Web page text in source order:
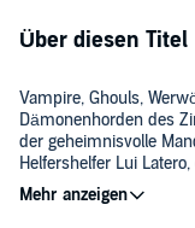
Über diesen Titel
Vampire, Ghouls,
Dämonenhorden des
der geheimnisvolle
Helfershelfer Lui
uns wieder - als die
terrorisierte!